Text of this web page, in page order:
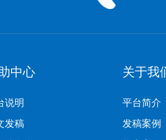
中心
说明
发稿
关于我
平台简介
发稿案例